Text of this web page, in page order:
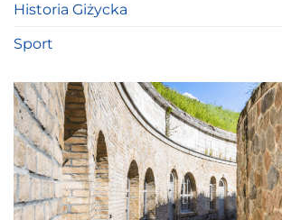
Historia Giżycka
Sport